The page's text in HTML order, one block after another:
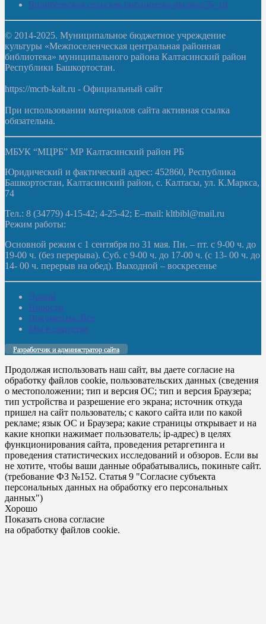
Чилибеевская сельская библиотека-филиал № 10
© 2014-2025. Муниципальное бюджетное учреждение
культуры «Межпоселенческая центральная районная
библиотека» муниципального района Калтасинский район
Республики Башкортостан.
https://mcrb-kalt.ru - Официальный сайт
При использовании материалов сайта активная ссылка
обязательна.
МБУК “МЦРБ” МР Калтасинский район РБ
Юридический и фактический адрес: 452860, Республика
Башкортостан, Калтасинский район, с. Калтасы, ул. К.Маркса,
74
Тел.: 8 (34779) 4-15-42; 4-25-42; E–mail: kltbibl@mail.ru
Режим работы:
Основной режим с 1 сентября по 31 мая. Пн. – пт. с 9-00 ч. до
19-00 ч. (без перерыва). Суб. с 9-00 ч. до 17-00 ч. (с 13- 00 ч. до
14- 00 ч. перерыв на обед). Выходной – воскресенье
Домой
Новости
Документы. Все
Мы в соцсетях
Разработчик и администратор сайта
Продолжая использовать наш сайт, вы даете согласие на
обработку файлов cookie, пользовательских данных (сведения
о местоположении; тип и версия ОС; тип и версия Браузера;
тип устройства и разрешение его экрана; источник откуда
пришел на сайт пользователь; с какого сайта или по какой
рекламе; язык ОС и Браузера; какие страницы открывает и на
какие кнопки нажимает пользователь; ip-адрес) в целях
функционирования сайта, проведения ретаргетинга и
проведения статистических исследований и обзоров. Если вы
не хотите, чтобы ваши данные обрабатывались, покиньте сайт.
(требование ФЗ №152. Статья 9 "Согласие субъекта
персональных данных на обработку его персональных
данных")
Хорошо
Показать снова согласие
на обработку файлов cookie.